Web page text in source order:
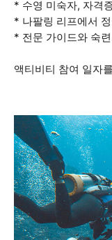
* 수영 미숙자, 자격
* 나팔링 리프에서
* 전문 가이드와 숙
액티비티 참여 일자